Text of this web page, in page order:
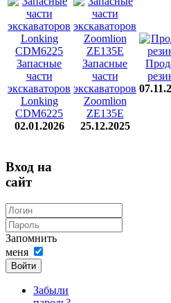
Запасные
части
экскаваторов
Lonking
CDM6225
02.01.2026
Запасные
части
экскаваторов
Zoomlion
ZE135E
25.12.2025
Вход на
сайт
Запомнить
меня
Войти
Забыли